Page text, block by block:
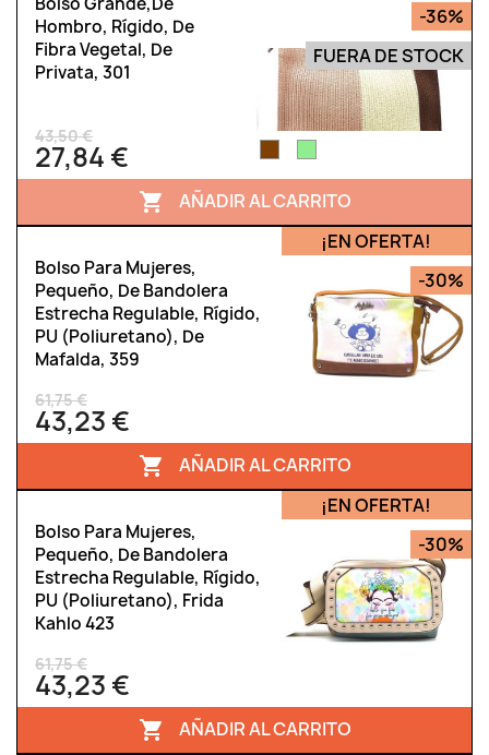
Hombro, Rígido, De
Fibra Vegetal, De
Privata, 301
43,50 €
27,84 €
-36%
FUERA DE STOCK
 AÑADIR AL CARRITO
Bolso Para Mujeres,
Pequeño, De Bandolera
Estrecha Regulable, Rígido,
PU (poliuretano), De
Mafalda, 359
61,75 €
43,23 €
¡EN OFERTA!
-30%
 AÑADIR AL CARRITO
Bolso Para Mujeres,
Pequeño, De Bandolera
Estrecha Regulable, Rígido,
PU (poliuretano), Frida
Kahlo 423
61,75 €
43,23 €
¡EN OFERTA!
-30%
 AÑADIR AL CARRITO